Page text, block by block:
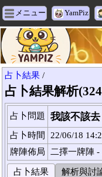
メニュー YamPiz
占卜結果 /
占卜結果解析
占卜問題 我該不該去
占卜時間
22/06/18
牌陣佈局
二擇一牌陣 -
占卜結果 解析與討